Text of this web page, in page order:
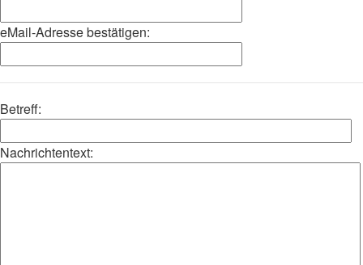
eMail-Adresse bestätigen:
Betreff:
Nachrichtentext: